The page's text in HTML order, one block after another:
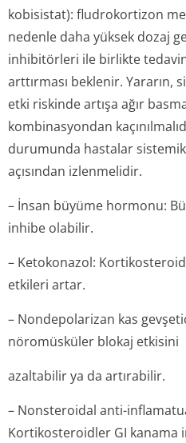
kobisistat): fludrokortizon
nedenle daha yüksek dozaj
inhibitörleri ile birlikte
arttırması beklenir.
etki riskinde artışa ağır
kombinasyondan
durumunda hastalar
açısından izlenmelidir.
– İnsan büyüme hormonu:
inhibe olabilir.
– Ketokonazol:
etkileri artar.
– Nondepolarizan kas
nöromüsküler blokaj etkisini
azaltabilir ya da artırabilir.
– Nonsteroidal anti-
Kortikosteroidler GI kanama